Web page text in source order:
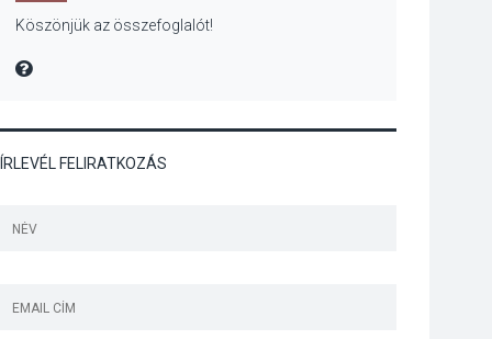
Köszönjük az összefoglalót!
MIRE MONDTA
FELIRATKOZÁS